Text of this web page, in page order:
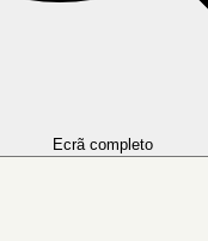
Ecrã completo